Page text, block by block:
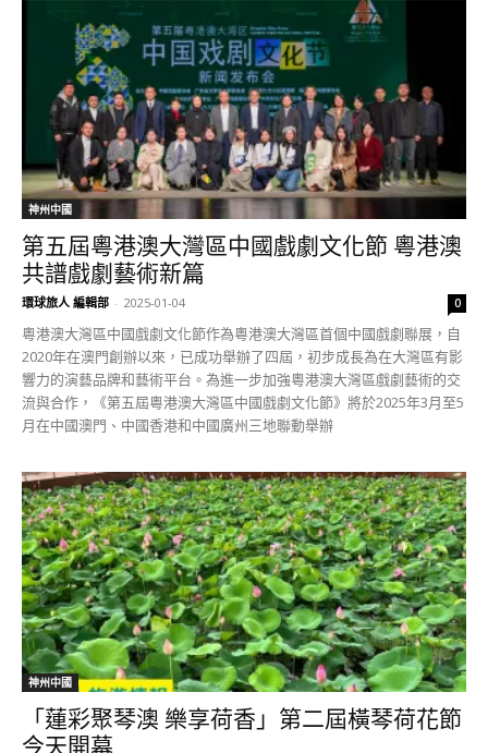
神州中國
第五屆粵港澳大灣區中國戲劇文化節 粵港澳
共譜戲劇藝術新篇
環球旅人 編輯部 - 2025-01-04 0
粵港澳大灣區中國戲劇文化節作為粵港澳大灣區首個中國戲劇聯展，自
2020年在澳門創辦以來，已成功舉辦了四屆，初步成長為在大灣區有影
響力的演藝品牌和藝術平台。為進一步加強粵港澳大灣區戲劇藝術的交
流與合作，《第五屆粵港澳大灣區中國戲劇文化節》將於2025年3月至5
月在中國澳門、中國香港和中國廣州三地聯動舉辦
神州中國
「蓮彩聚琴澳 樂享荷香」第二屆橫琴荷花節
今天開幕